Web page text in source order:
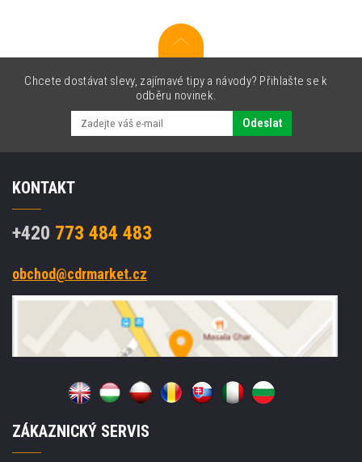
Chcete dostávat slevy, zajímavé tipy a návody? Přihlašte se k
odběru novinek.
Odeslat
KONTAKT
+420 773 484 483
obchod@cdrmarket.cz
ZÁKAZNICKÝ SERVIS